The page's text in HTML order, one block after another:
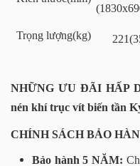
Trọng lượng(kg)
NHỮNG ƯU ĐÃI HẤP
nén khí trục vít biến tần
CHÍNH SÁCH BẢO
Bảo hành 5 NĂM: